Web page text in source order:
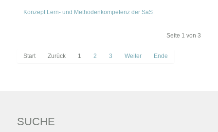
Konzept Lern- und Methodenkompetenz der SaS
Seite 1 von 3
Start Zurück 1 2 3 Weiter Ende
SUCHE